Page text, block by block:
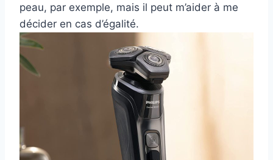
peau, par exemple, mais il peut m’aider à me
décider en cas d’égalité.